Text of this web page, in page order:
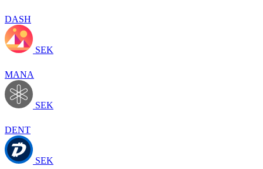
DASH
SEK
MANA
SEK
DENT
SEK